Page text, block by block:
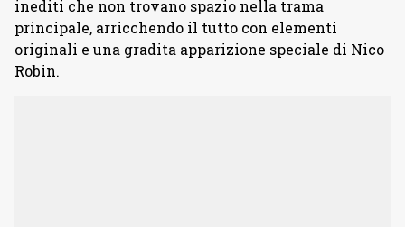
inediti che non trovano spazio nella trama
principale, arricchendo il tutto con elementi
originali e una gradita apparizione speciale di Nico
Robin.